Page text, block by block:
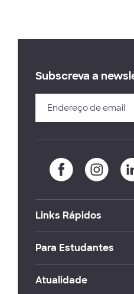
Subscreva a
Links Rápidos
Para Estudantes
Atualidade